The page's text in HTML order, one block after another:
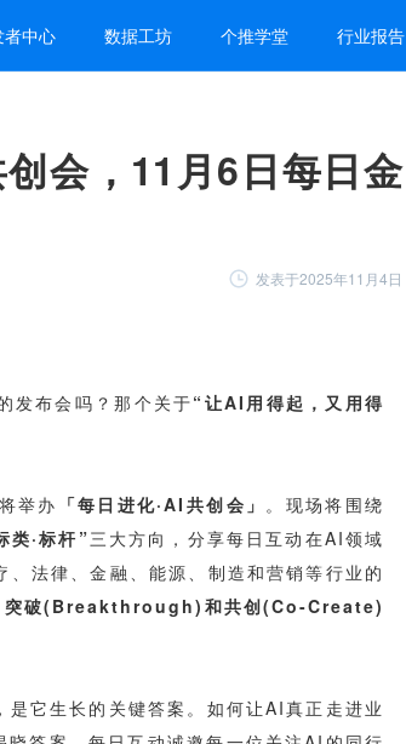
者中心 数据工坊 个推学堂 行业报告
会，11月6日每日金
发表于2025年11月4日